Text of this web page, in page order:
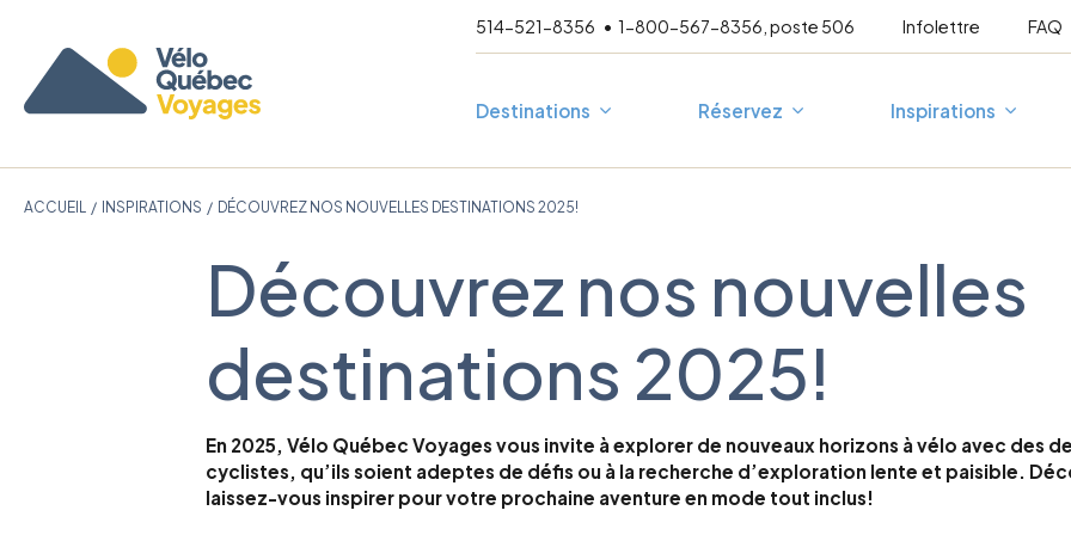
514-521-8356 1-800-567-8356, poste 506 Infolettre FAQ
Destinations
Pays-Bas
France
Italie
Espagne
Portugal
Allemagne
Danemark
Grèce
Slovénie
Croatie
Corée du Sud
Japon
Réservez
Voyage accompagné
En liberté
Groupe sur mesure
Escapades 3 jours
Au fil de l’eau
Vélo-vino
Inspirations
Compensation carbone
ACCUEIL / INSPIRATIONS / DÉCOUVREZ NOS NOUVELLES DESTINATIONS 2025!
Découvrez nos nouvelles
destinations 2025!
En 2025, Vélo Québec Voyages vous invite à explorer de nouveaux horizons à vélo avec des
cyclistes, qu’ils soient adeptes de défis ou à la recherche d’exploration lente et paisible.
laissez-vous inspirer pour votre prochaine aventure en mode tout inclus!